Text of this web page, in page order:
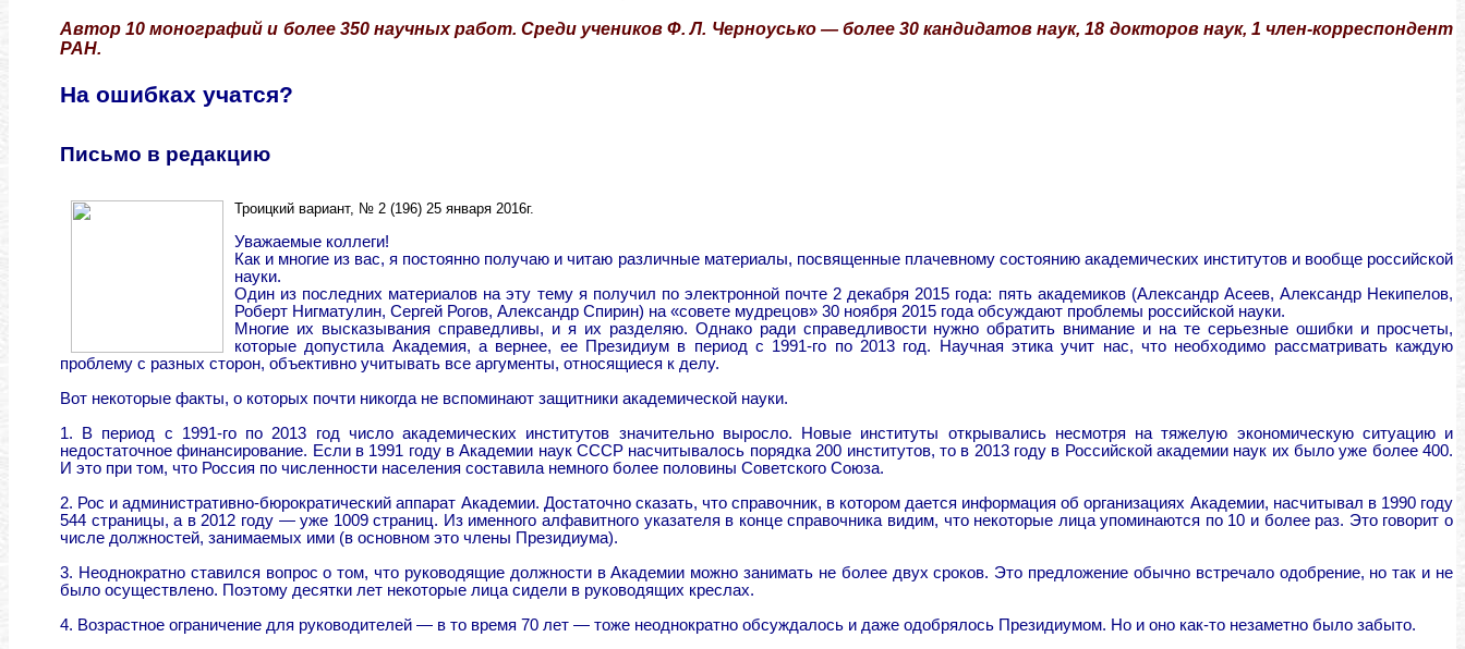
Автор 10 монографий и более 350 научных работ. Среди учеников Ф. Л. Черноусько — более 30 кандидатов наук, 18 докторов наук, 1 член-корреспондент
РАН.
На ошибках учатся?
Письмо в редакцию
Троицкий вариант, № 2 (196) 25 января 2016г.
Уважаемые коллеги!
Как и многие из вас, я постоянно получаю и читаю различные материалы, посвященные плачевному состоянию академических институтов и вообще российской
науки.
Один из последних материалов на эту тему я получил по электронной почте 2 декабря 2015 года: пять академиков (Александр Асеев, Александр Некипелов,
Роберт Нигматулин, Сергей Рогов, Александр Спирин) на «совете мудрецов» 30 ноября 2015 года обсуждают проблемы российской науки.
Многие их высказывания справедливы, и я их разделяю. Однако ради справедливости нужно обратить внимание и на те серьезные ошибки и просчеты,
которые допустила Академия, а вернее, ее Президиум в период с 1991-го по 2013 год. Научная этика учит нас, что необходимо рассматривать каждую
проблему с разных сторон, объективно учитывать все аргументы, относящиеся к делу.
Вот некоторые факты, о которых почти никогда не вспоминают защитники академической науки.
1. В период с 1991-го по 2013 год число академических институтов значительно выросло. Новые институты открывались несмотря на тяжелую экономическую ситуацию и
недостаточное финансирование. Если в 1991 году в Академии наук СССР насчитывалось порядка 200 институтов, то в 2013 году в Российской академии наук их было уже более 400.
И это при том, что Россия по численности населения составила немного более половины Советского Союза.
2. Рос и административно-бюрократический аппарат Академии. Достаточно сказать, что справочник, в котором дается информация об организациях Академии, насчитывал в 1990 году
544 страницы, а в 2012 году — уже 1009 страниц. Из именного алфавитного указателя в конце справочника видим, что некоторые лица упоминаются по 10 и более раз. Это говорит о
числе должностей, занимаемых ими (в основном это члены Президиума).
3. Неоднократно ставился вопрос о том, что руководящие должности в Академии можно занимать не более двух сроков. Это предложение обычно встречало одобрение, но так и не
было осуществлено. Поэтому десятки лет некоторые лица сидели в руководящих креслах.
4. Возрастное ограничение для руководителей — в то время 70 лет — тоже неоднократно обсуждалось и даже одобрялось Президиумом. Но и оно как-то незаметно было забыто.